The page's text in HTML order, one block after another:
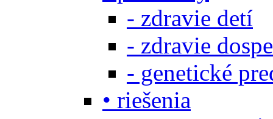
- zdravie detí
- zdravie
- genetické
• riešenia